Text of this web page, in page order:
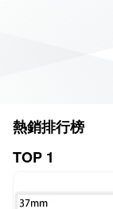
熱銷排行榜
TOP 1